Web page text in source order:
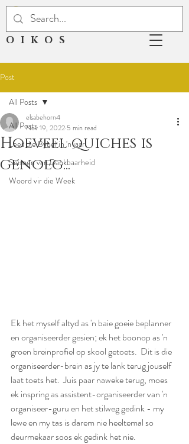
OIKOS
Post
All Posts
Lees die Bybel in 'n jaar
Seisoen van Dankbaarheid
Woord vir die Week
All Posts
Hoeveel quiches is
genoeg...
elsabehorn4
Nov 19, 2022 5 min read
Ek het myself altyd as 'n baie goeie beplanner
en organiseerder gesien; ek het boonop as 'n
groen breinprofiel op skool getoets.  Dit is die
organiseerder-brein as jy te lank terug jouself
laat toets het.  Juis paar naweke terug, moes
ek inspring as assistent-organiseerder van 'n
organiseer-guru en het stilweg gedink - my
lewe en my tas is darem nie heeltemal so
deurmekaar soos ek gedink het nie.